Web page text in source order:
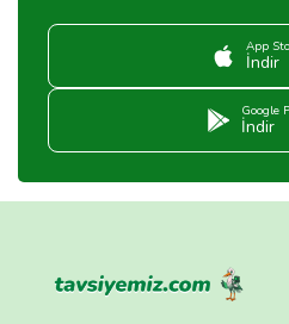
App
İndir
Google
İndir